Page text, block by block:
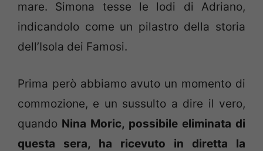
mare. Simona tesse le lodi di Adriano,
indicandolo come un pilastro della storia
dell’Isola dei Famosi.
Prima però abbiamo avuto un momento di
commozione, e un sussulto a dire il vero,
quando Nina Moric, possibile eliminata di
questa sera, ha ricevuto in diretta la